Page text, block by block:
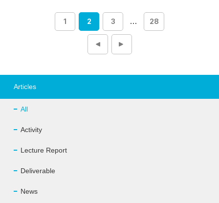
投
ビ
シ
1 2 3 … 28
Articles
All
Activity
Lecture Report
Deliverable
News